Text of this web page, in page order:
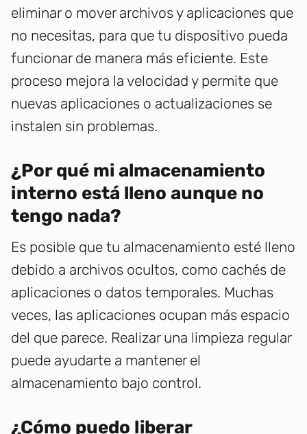
eliminar o mover archivos y aplicaciones que
no necesitas, para que tu dispositivo pueda
funcionar de manera más eficiente. Este
proceso mejora la velocidad y permite que
nuevas aplicaciones o actualizaciones se
instalen sin problemas.
¿Por qué mi almacenamiento
interno está lleno aunque no
tengo nada?
Es posible que tu almacenamiento esté lleno
debido a archivos ocultos, como cachés de
aplicaciones o datos temporales. Muchas
veces, las aplicaciones ocupan más espacio
del que parece. Realizar una limpieza regular
puede ayudarte a mantener el
almacenamiento bajo control.
¿Cómo puedo liberar